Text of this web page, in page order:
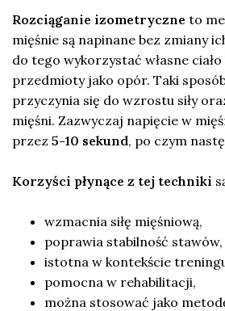
Rozciąganie izometryczne to
mięśnie są napinane bez zmiany
do tego wykorzystać własne
przedmioty jako opór. Taki
przyczynia się do wzrostu siły
mięśni. Zazwyczaj napięcie w
przez 5-10 sekund, po czym
Korzyści płynące z tej techniki
wzmacnia siłę mięśniową,
poprawia stabilność stawów,
istotna w kontekście
pomocna w rehabilitacji,
można stosować jako